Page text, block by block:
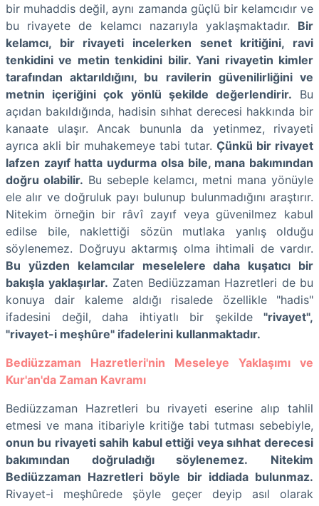
bir muhaddis değil, aynı zamanda güçlü bir kelamcıdır ve
bu rivayete de kelamcı nazarıyla yaklaşmaktadır. Bir
kelamcı, bir rivayeti incelerken senet kritiğini, ravi
tenkidini ve metin tenkidini bilir. Yani rivayetin kimler
tarafından aktarıldığını, bu ravilerin güvenilirliğini ve
metnin içeriğini çok yönlü şekilde değerlendirir. Bu
açıdan bakıldığında, hadisin sıhhat derecesi hakkında bir
kanaate ulaşır. Ancak bununla da yetinmez, rivayeti
ayrıca akli bir muhakemeye tabi tutar. Çünkü bir rivayet
lafzen zayıf hatta uydurma olsa bile, mana bakımından
doğru olabilir. Bu sebeple kelamcı, metni mana yönüyle
ele alır ve doğruluk payı bulunup bulunmadığını araştırır.
Nitekim örneğin bir râvî zayıf veya güvenilmez kabul
edilse bile, naklettiği sözün mutlaka yanlış olduğu
söylenemez. Doğruyu aktarmış olma ihtimali de vardır.
Bu yüzden kelamcılar meselelere daha kuşatıcı bir
bakışla yaklaşırlar. Zaten Bediüzzaman Hazretleri de bu
konuya dair kaleme aldığı risalede özellikle "hadis"
ifadesini değil, daha ihtiyatlı bir şekilde "rivayet",
"rivayet-i meşhûre" ifadelerini kullanmaktadır.
Bediüzzaman Hazretleri'nin Meseleye Yaklaşımı ve
Kur'an'da Zaman Kavramı
Bediüzzaman Hazretleri bu rivayeti eserine alıp tahlil
etmesi ve mana itibariyle kritiğe tabi tutması sebebiyle,
onun bu rivayeti sahih kabul ettiği veya sıhhat derecesi
bakımından doğruladığı söylenemez.
Nitekim
Bediüzzaman Hazretleri böyle bir iddiada bulunmaz.
Rivayet-i meşhûrede şöyle geçer deyip asıl olarak